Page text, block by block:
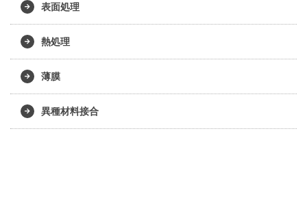
表面処理
熱処理
薄膜
異種材料接合